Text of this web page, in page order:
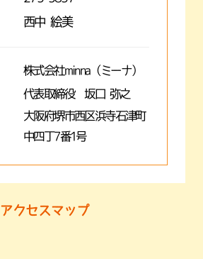
西中 絵美
株式会社minna（ミーナ）
代表取締役 坂口 弥之
大阪府堺市西区浜寺石津町
中四丁7番1号
アクセスマップ